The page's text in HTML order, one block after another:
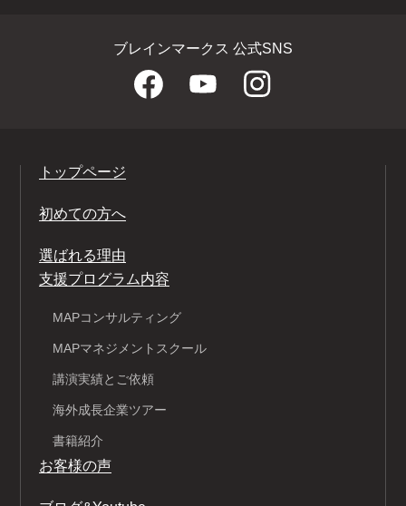
ブレインマークス 公式SNS
トップページ
初めての方へ
選ばれる理由
支援プログラム内容
MAPコンサルティング
MAPマネジメントスクール
講演実績とご依頼
海外成長企業ツアー
書籍紹介
お客様の声